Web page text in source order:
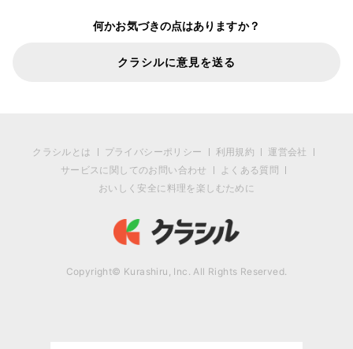
何かお気づきの点はありますか？
クラシルに意見を送る
クラシルとは プライバシーポリシー 利用規約
運営会社
サービスに関してのお問い合わせ
よくある質問
おいしく安全に料理を楽しむために
Copyright© Kurashiru, Inc. All Rights Reserved.